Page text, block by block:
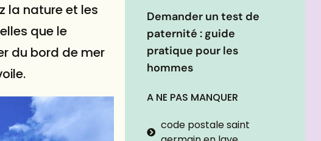
la nature et les
que le
du bord de mer
Demander un test de
paternité : guide
pratique pour les
hommes
A NE PAS MANQUER
code postale saint